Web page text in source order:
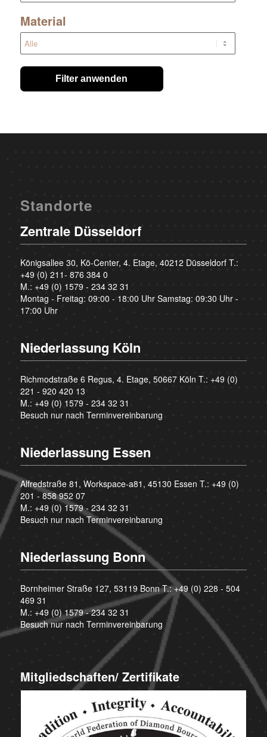
Material
Filter anwenden
Standorte
Zentrale Düsseldorf
Königsallee 30, Kö-Center, 4. Etage, 40212 Düsseldorf T.:
+49 (0) 211- 876 384 0
M.: +49 (0) 1579 - 234 32 31
Montag - Freitag: 09:00 - 18:00 Uhr Samstag: 09:30 Uhr -
17:00 Uhr
Niederlassung Köln
Richmodstraße 6 Regus, 4. Etage, 50667 Köln T.: +49 (0)
221 - 920 420 13
M.: +49 (0) 1579 - 234 32 31
Besuch nur nach Terminvereinbarung
Niederlassung Essen
Alfredstraße 81, Workspace-a81, 45130 Essen T.: +49 (0)
201 - 858 952 07
M.: +49 (0) 1579 - 234 32 31
Besuch nur nach Terminvereinbarung
Niederlassung Bonn
Bornheimer Straße 127, 53119 Bonn T.:+49 (0) 228 - 504
469 31
M.: +49 (0) 1579 - 234 32 31
Besuch nur nach Terminvereinbarung
Mitgliedschaften/ Zertifikate